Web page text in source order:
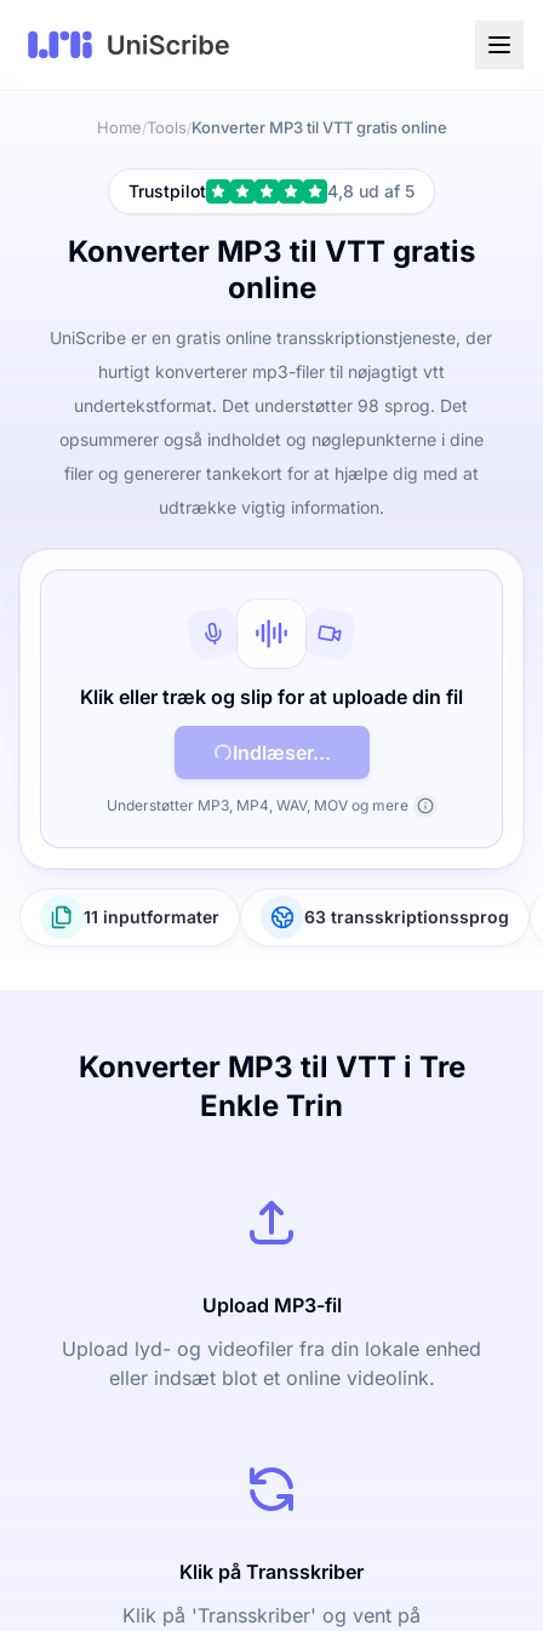
Home/Tools/Konverter MP3 til VTT gratis online
Trustpilot 4,8 ud af 5
Konverter MP3 til VTT gratis
online
UniScribe er en gratis online transskriptionstjeneste, der
hurtigt konverterer mp3-filer til nøjagtigt vtt
undertekstformat. Det understøtter 98 sprog. Det
opsummerer også indholdet og nøglepunkterne i dine
filer og genererer tankekort for at hjælpe dig med at
udtrække vigtig information.
Klik eller træk og slip for at uploade din fil
Indlæser...
Understøtter MP3, MP4, WAV, MOV og mere
11 inputformater 63 transskriptionssprog
Konverter MP3 til VTT i Tre
Enkle Trin
Upload MP3-fil
Upload lyd- og videofiler fra din lokale enhed
eller indsæt blot et online videolink.
Klik på Transskriber
Klik på 'Transskriber' og vent på